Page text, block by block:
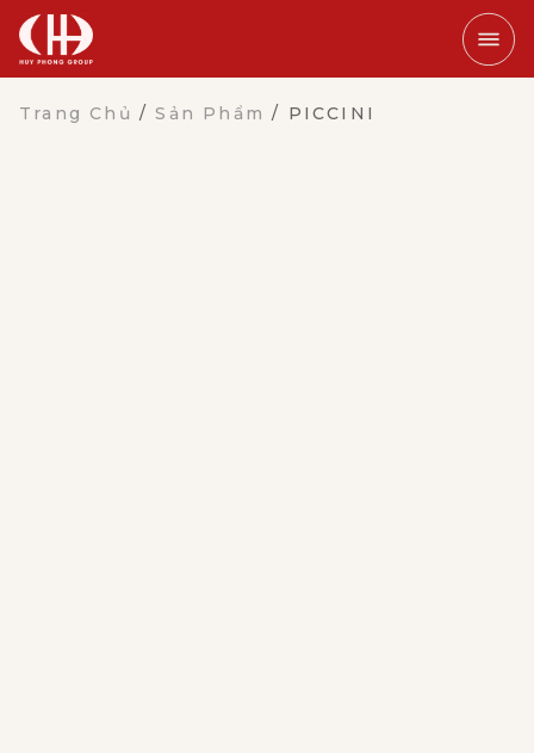
Trang Chủ /Sản Phẩm / PICCINI